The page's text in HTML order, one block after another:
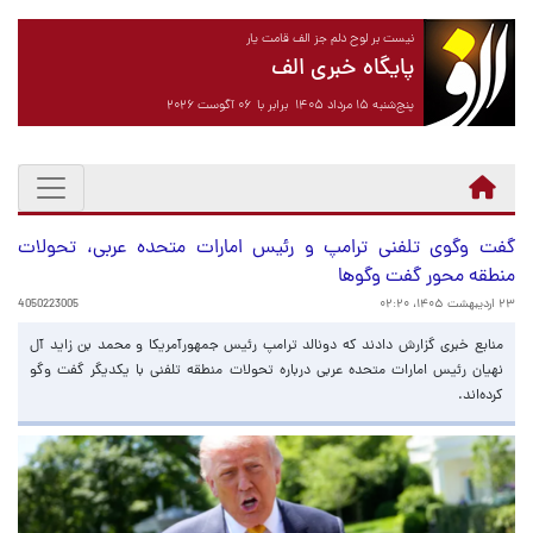
نیست بر لوح دلم جز الف قامت یار
پایگاه خبری الف
پنج‌شنبه ۱۵ مرداد ۱۴۰۵ برابر با ۰۶ آگوست ۲۰۲۶
گفت وگوی تلفنی ترامپ و رئیس امارات متحده عربی، تحولات
منطقه محور گفت وگوها
۲۳ اردیبهشت ۱۴۰۵، ۰۲:۲۰ 4050223005
منابع خبری گزارش دادند که دونالد ترامپ رئیس جمهورآمریکا و محمد بن زاید آل
نهیان رئیس امارات متحده عربی درباره تحولات منطقه تلفنی با یکدیگر گفت وگو
کرده‌اند.